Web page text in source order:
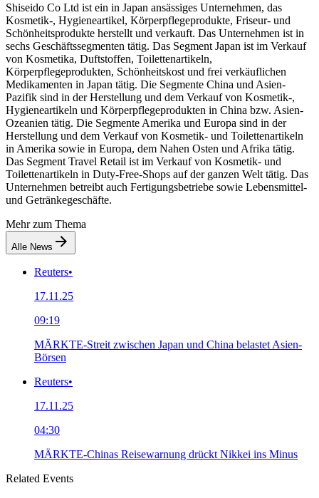
Shiseido Co Ltd ist ein in Japan ansässiges Unternehmen, das
Kosmetik-, Hygieneartikel, Körperpflegeprodukte, Friseur- und
Schönheitsprodukte herstellt und verkauft. Das Unternehmen ist in
sechs Geschäftssegmenten tätig. Das Segment Japan ist im Verkauf
von Kosmetika, Duftstoffen, Toilettenartikeln,
Körperpflegeprodukten, Schönheitskost und frei verkäuflichen
Medikamenten in Japan tätig. Die Segmente China und Asien-
Pazifik sind in der Herstellung und dem Verkauf von Kosmetik-,
Hygieneartikeln und Körperpflegeprodukten in China bzw. Asien-
Ozeanien tätig. Die Segmente Amerika und Europa sind in der
Herstellung und dem Verkauf von Kosmetik- und Toilettenartikeln
in Amerika sowie in Europa, dem Nahen Osten und Afrika tätig.
Das Segment Travel Retail ist im Verkauf von Kosmetik- und
Toilettenartikeln in Duty-Free-Shops auf der ganzen Welt tätig. Das
Unternehmen betreibt auch Fertigungsbetriebe sowie Lebensmittel-
und Getränkegeschäfte.
Mehr zum Thema
Alle News
Reuters•
17.11.25
09:19
MÄRKTE-Streit zwischen Japan und China belastet Asien-
Börsen
Reuters•
17.11.25
04:30
MÄRKTE-Chinas Reisewarnung drückt Nikkei ins Minus
Related Events